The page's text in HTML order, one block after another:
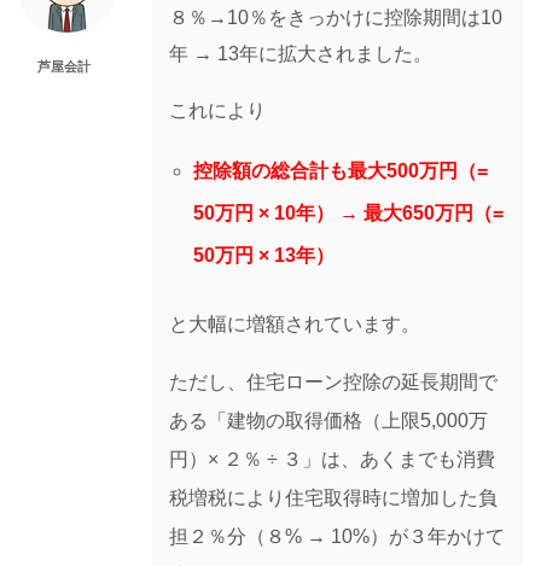
芦屋会計
８％→10％をきっかけに控除期間は10
年 → 13年に拡大されました。
これにより
控除額の総合計も最大500万円（=
50万円 × 10年） → 最大650万円（=
50万円 × 13年）
と大幅に増額されています。
ただし、住宅ローン控除の延長期間で
ある「建物の取得価格（上限5,000万
円）× ２％ ÷ ３」は、あくまでも消費
税増税により住宅取得時に増加した負
担２％分（８% → 10%）が３年かけて